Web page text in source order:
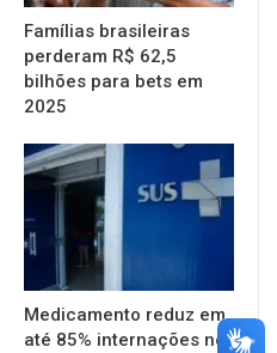
Famílias brasileiras
perderam R$ 62,5
bilhões para bets em
2025
Medicamento reduz em
até 85% internações no